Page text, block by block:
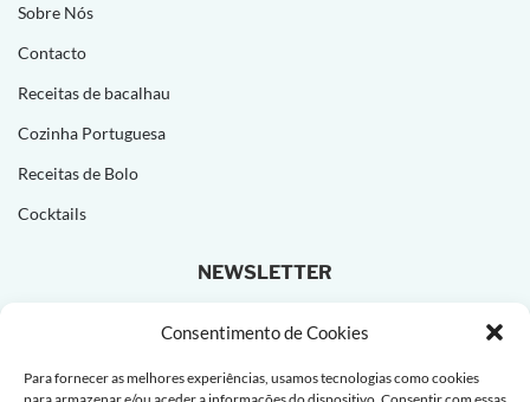
Consentimento de Cookies
Para fornecer as melhores experiências, usamos tecnologias como cookies
Sobre Nós
Contacto
Receitas de bacalhau
Cozinha Portuguesa
Receitas de Bolo
Cocktails
NEWSLETTER
Subscreva e receba novas receitas todas as semanas!